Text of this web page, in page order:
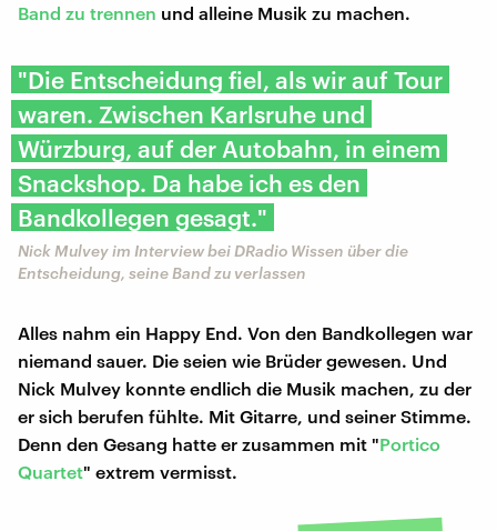
Band zu trennen und alleine Musik zu machen.
"Die Entscheidung fiel, als wir auf Tour
waren. Zwischen Karlsruhe und
Würzburg, auf der Autobahn, in einem
Snackshop. Da habe ich es den
Bandkollegen gesagt."
Nick Mulvey im Interview bei DRadio Wissen über die
Entscheidung, seine Band zu verlassen
Alles nahm ein Happy End. Von den Bandkollegen war
niemand sauer. Die seien wie Brüder gewesen. Und
Nick Mulvey konnte endlich die Musik machen, zu der
er sich berufen fühlte. Mit Gitarre, und seiner Stimme.
Denn den Gesang hatte er zusammen mit "Portico
Quartet" extrem vermisst.